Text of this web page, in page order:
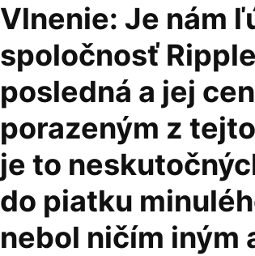
Vlnenie: Je nám
spoločnosť
posledná a jej
porazeným z
je to
do piatku
nebol ničím iným